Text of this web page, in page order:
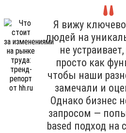
Я вижу
людей на
не
просто как
чтобы наши
замечали и
Однако бизнес
запросом —
based подход на